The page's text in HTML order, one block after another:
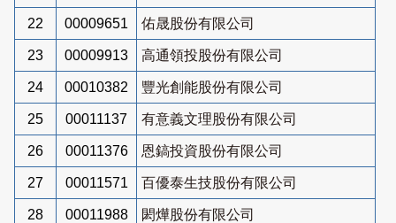
22 00009651 佑晟股份有限公司
23 00009913 高通領投股份有限公司
24 00010382 豐光創能股份有限公司
25 00011137 有意義文理股份有限公司
26 00011376 恩鎬投資股份有限公司
27 00011571 百優泰生技股份有限公司
28 00011988 閎燁股份有限公司